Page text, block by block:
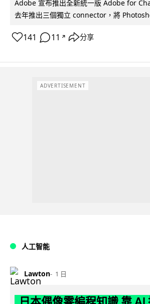
Adobe 宣布推出全新統一版 Adobe for
去年推出三個獨立 connector，將
141 11 ↗ 分享
ADVERTISEMENT
人工智能
Lawton 1 日
日本偶像零編程知識 靠 AI